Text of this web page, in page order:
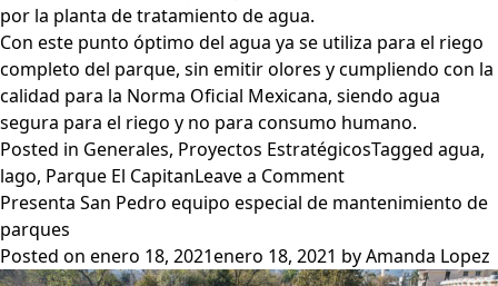
por la planta de tratamiento de agua.
Con este punto óptimo del agua ya se utiliza para el riego
completo del parque, sin emitir olores y cumpliendo con la
calidad para la Norma Oficial Mexicana, siendo agua
segura para el riego y no para consumo humano.
Posted in Generales, Proyectos EstratégicosTagged agua,
lago, Parque El CapitanLeave a Commenton
Cumple
del
Presenta San Pedro equipo especial de mantenimiento de
parques
Posted on enero 18, 2021enero 18, 2021 byAmanda Lopez